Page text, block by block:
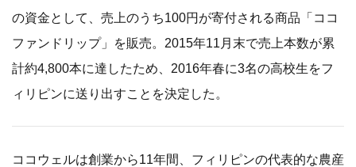
の資金として、売上のうち100円が寄付される商品「ココ
ファンドリップ」を販売。2015年11月末で売上本数が累
計約4,800本に達したため、2016年春に3名の高校生をフ
ィリピンに送り出すことを決定した。
ココウェルは創業から11年間、フィリピンの代表的な農産